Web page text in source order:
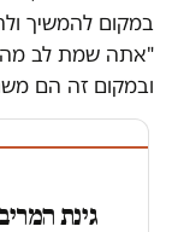
במקום להמשיך
"אתה שמת לב מה
ובמקום זה הם
גינת